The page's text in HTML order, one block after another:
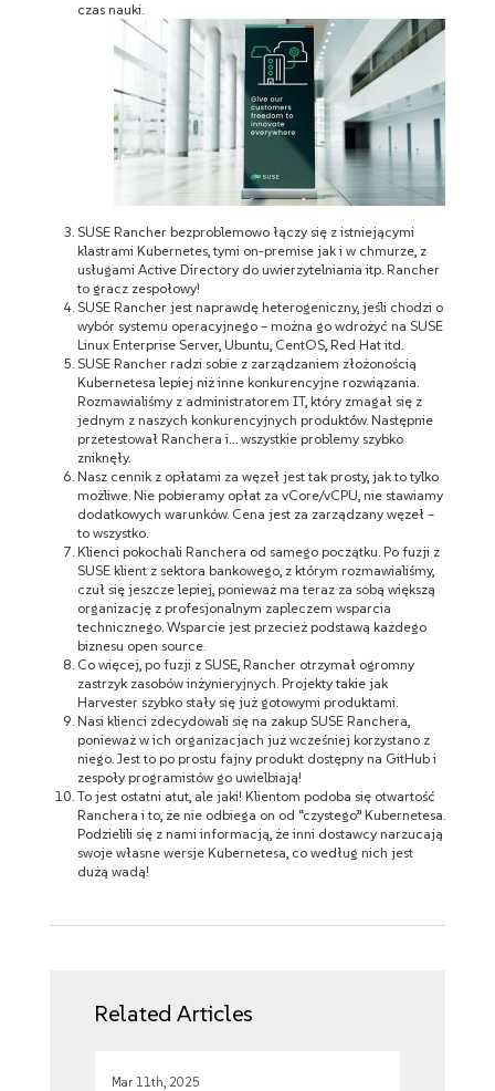
czas nauki.
SUSE Rancher bezproblemowo łączy się z istniejącymi
klastrami Kubernetes, tymi on-premise jak i w chmurze, z
usługami Active Directory do uwierzytelniania itp. Rancher
to gracz zespołowy!
SUSE Rancher jest naprawdę heterogeniczny, jeśli chodzi o
wybór systemu operacyjnego – można go wdrożyć na SUSE
Linux Enterprise Server, Ubuntu, CentOS, Red Hat itd.
SUSE Rancher radzi sobie z zarządzaniem złożonością
Kubernetesa lepiej niż inne konkurencyjne rozwiązania.
Rozmawialiśmy z administratorem IT, który zmagał się z
jednym z naszych konkurencyjnych produktów. Następnie
przetestował Ranchera i… wszystkie problemy szybko
zniknęły.
Nasz cennik z opłatami za węzeł jest tak prosty, jak to tylko
możliwe. Nie pobieramy opłat za vCore/vCPU, nie stawiamy
dodatkowych warunków. Cena jest za zarządzany węzeł –
to wszystko.
Klienci pokochali Ranchera od samego początku. Po fuzji z
SUSE klient z sektora bankowego, z którym rozmawialiśmy,
czuł się jeszcze lepiej, ponieważ ma teraz za sobą większą
organizację z profesjonalnym zapleczem wsparcia
technicznego. Wsparcie jest przecież podstawą każdego
biznesu open source.
Co więcej, po fuzji z SUSE, Rancher otrzymał ogromny
zastrzyk zasobów inżynieryjnych. Projekty takie jak
Harvester szybko stały się już gotowymi produktami.
Nasi klienci zdecydowali się na zakup SUSE Ranchera,
ponieważ w ich organizacjach już wcześniej korzystano z
niego. Jest to po prostu fajny produkt dostępny na GitHub i
zespoły programistów go uwielbiają!
To jest ostatni atut, ale jaki! Klientom podoba się otwartość
Ranchera i to, że nie odbiega on od “czystego” Kubernetesa.
Podzielili się z nami informacją, że inni dostawcy narzucają
swoje własne wersje Kubernetesa, co według nich jest
dużą wadą!
Related Articles
Mar 11th, 2025